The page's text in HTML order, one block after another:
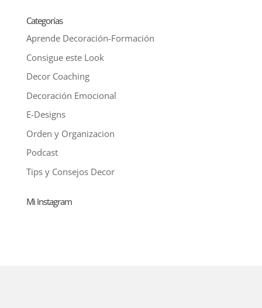
Categorías
Aprende Decoración-Formación
Consigue este Look
Decor Coaching
Decoración Emocional
E-Designs
Orden y Organizacion
Podcast
Tips y Consejos Decor
Mi Instagram